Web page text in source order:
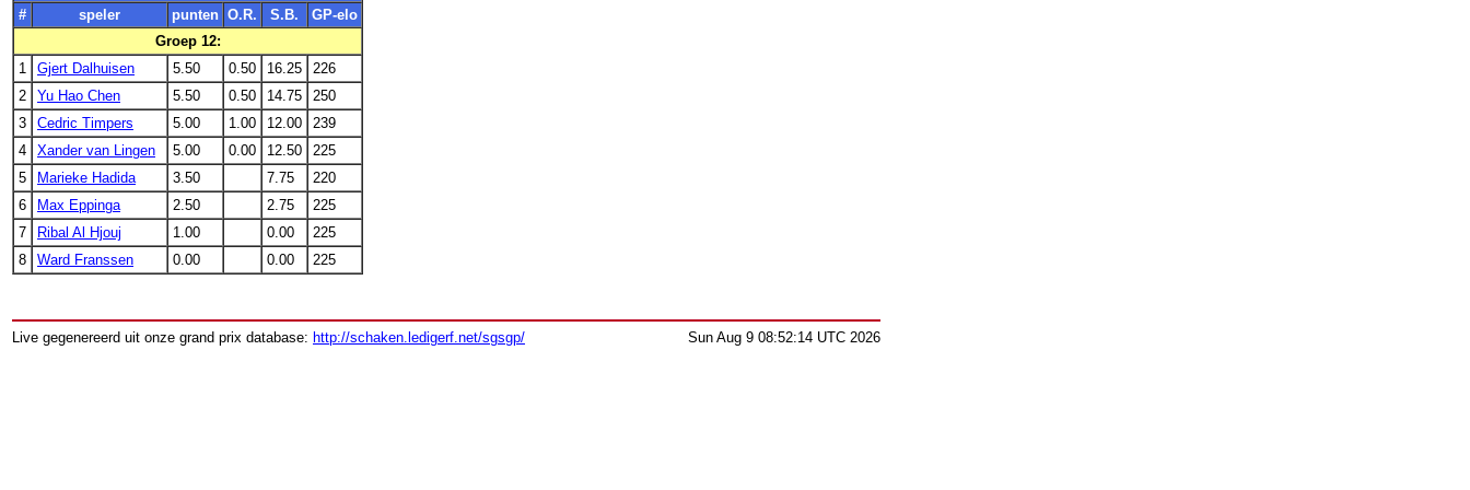
#
speler punten O.R. S.B.
GP-elo
Groep 12:
1
Gjert Dalhuisen 5.50 0.50 16.25
226
2
Yu Hao Chen 5.50 0.50 14.75
250
3
Cedric Timpers 5.00 1.00 12.00
239
4
Xander van Lingen 5.00 0.00 12.50
225
5
Marieke Hadida 3.50 7.75
220
6
Max Eppinga 2.50 2.75
225
7
Ribal Al Hjouj 1.00 0.00
225
8
Ward Franssen 0.00 0.00 225
Live gegenereerd uit onze grand prix database: http://schaken.ledigerf.net/sgsgp/ Sun Aug 9 08:52:14 UTC 2026